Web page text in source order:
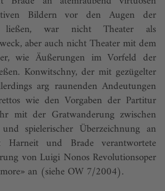
Bildern vor den Augen der
ließen, war nicht Theater als
aber auch nicht Theater mit dem
wie Äußerungen im Vorfeld der
Konwitschny, der mit gezügelter
arg raunenden Andeutungen
wie den Vorgaben der Partitur
mit der Gratwanderung zwischen
spielerischer Überzeichnung an
Harneit und Brade verantwortete
von Luigi Nonos Revolutionsoper
an (siehe OW 7/2004).